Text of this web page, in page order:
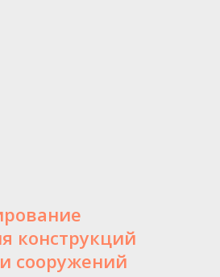
конструкций
сооружений